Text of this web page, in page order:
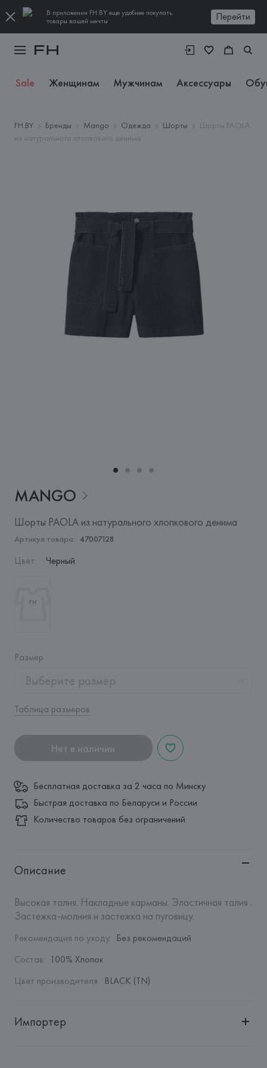
В приложении FH.BY еще удобнее покупать
товары вашей мечты
Перейти
Sale Женщинам Мужчинам Аксессуары
FH.BY Бренды Mango Одежда Шорты
Шорты PAOLA
из натурального хлопкового денима
MANGO
Шорты PAOLA из натурального хлопкового денима
Артикул товара: 47007128
Цвет: Черный
Размер:
Выберите размер
Таблица размеров
Нет в наличии
Бесплатная доставка за 2 часа по Минску
Быстрая доставка по Беларуси и России
Количество товаров без ограничений
Описание
Высокая талия. Накладные карманы. Эластичная талия .
Застежка-молния и застежка на пуговицу.
Рекомендация по уходу: Без рекомендаций
Состав: 100% Хлопок
Цвет производителя: BLACK (TN)
Импортер